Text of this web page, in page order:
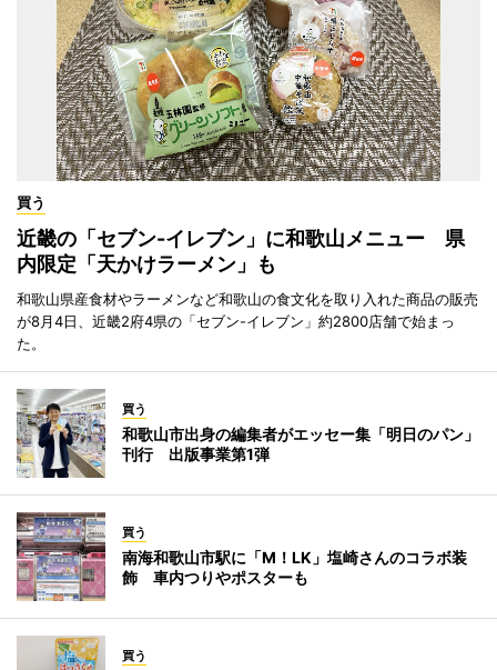
買う
近畿の「セブン-イレブン」に和歌山メニュー 県
内限定「天かけラーメン」も
和歌山県産食材やラーメンなど和歌山の食文化を取り入れた商品の販売
が8月4日、近畿2府4県の「セブン-イレブン」約2800店舗で始まっ
た。
買う
和歌山市出身の編集者がエッセー集「明日のパン」
刊行 出版事業第1弾
買う
南海和歌山市駅に「M！LK」塩崎さんのコラボ装
飾 車内つりやポスターも
買う